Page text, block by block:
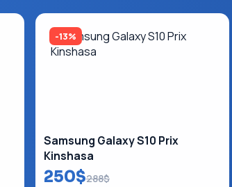
-13%
Samsung Galaxy S10 Prix
Kinshasa
250$288$